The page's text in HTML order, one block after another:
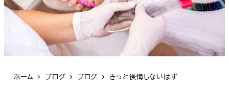
ホーム ブログ ブログ きっと後悔しないはず